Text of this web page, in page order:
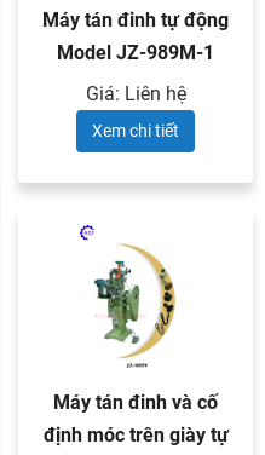
Máy tán đinh tự động
Model JZ-989M-1
Giá: Liên hệ
Xem chi tiết
Máy tán đinh và cố
định móc trên giày tự